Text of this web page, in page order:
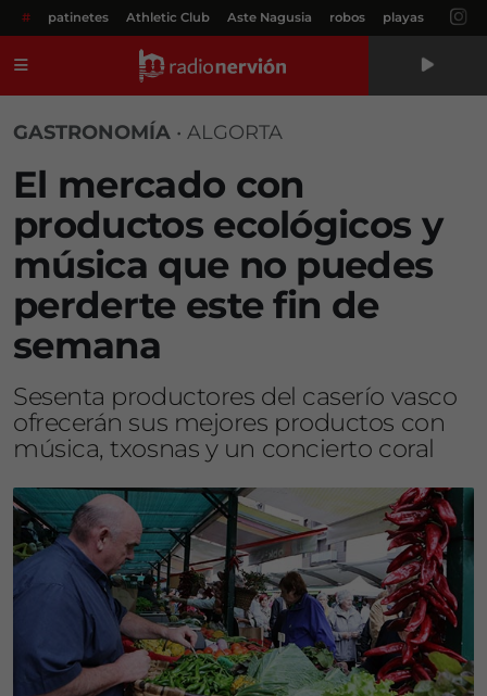
# patinetes Athletic Club Aste Nagusia robos playas
GASTRONOMÍA • ALGORTA
El mercado con
productos ecológicos y
música que no puedes
perderte este fin de
semana
Sesenta productores del caserío vasco
ofrecerán sus mejores productos con
música, txosnas y un concierto coral